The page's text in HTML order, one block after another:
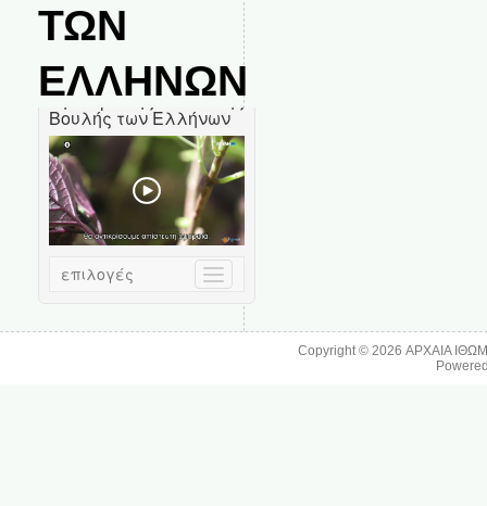
ΤΩΝ
ΕΛΛΗΝΩΝ
Copyright © 2026ΑΡΧΑΙΑ